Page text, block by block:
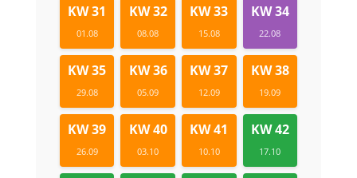
KW 31
01.08
KW 32
08.08
KW 33
15.08
KW 34
22.08
KW 35
29.08
KW 36
05.09
KW 37
12.09
KW 38
19.09
KW 39
26.09
KW 40
03.10
KW 41
10.10
KW 42
17.10